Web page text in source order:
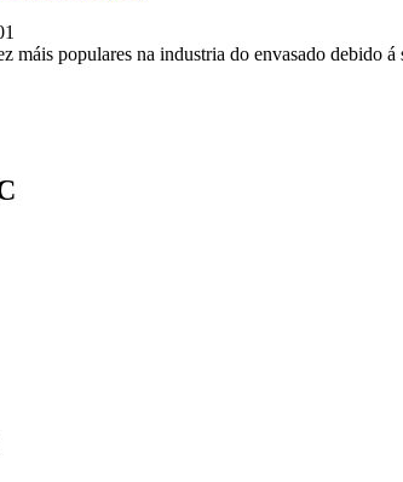
máis populares na industria do envasado debido